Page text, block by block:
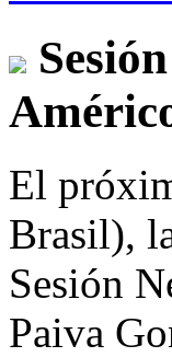
El
Brasil),
Sesión
Paiva